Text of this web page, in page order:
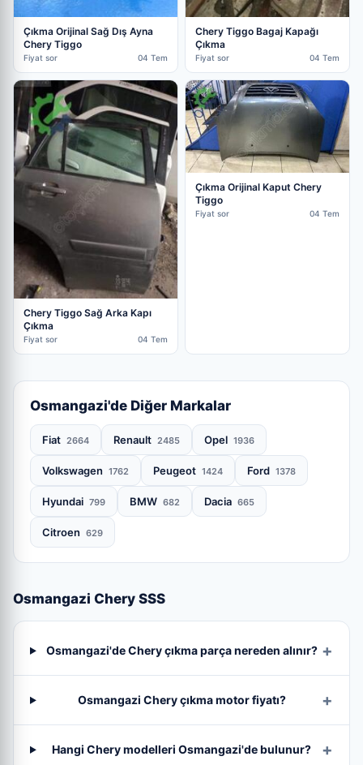
Çıkma Orijinal Sağ Dış Ayna
Chery Tiggo
Fiyat sor 04 Tem
Chery Tiggo Bagaj Kapağı
Çıkma
Fiyat sor 04 Tem
Chery Tiggo Sağ Arka Kapı
Çıkma
Fiyat sor 04 Tem
Çıkma Orijinal Kaput Chery
Tiggo
Fiyat sor 04 Tem
Osmangazi'de Diğer Markalar
Fiat 2664 Renault 2485 Opel 1936
Volkswagen 1762 Peugeot 1424 Ford 1378
Hyundai 799 BMW 682 Dacia 665
Citroen 629
Osmangazi Chery SSS
Osmangazi'de Chery çıkma parça nereden alınır?
Osmangazi Chery çıkma motor fiyatı?
Hangi Chery modelleri Osmangazi'de bulunur?